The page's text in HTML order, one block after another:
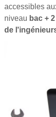
accessibles
niveau bac + 2
de